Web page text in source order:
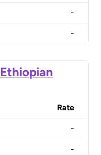
-
-
Ethiopian
Rate
-
-